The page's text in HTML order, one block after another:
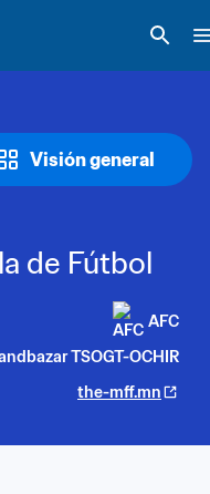
Visión general
de Fútbol
AFC
TSOGT-OCHIR
the-mff.mn